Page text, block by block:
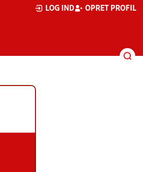
LOG IND OPRET PROFIL